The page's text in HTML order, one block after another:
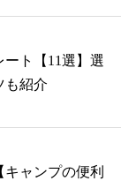
ト【11選】選
も紹介
ャンプの便利